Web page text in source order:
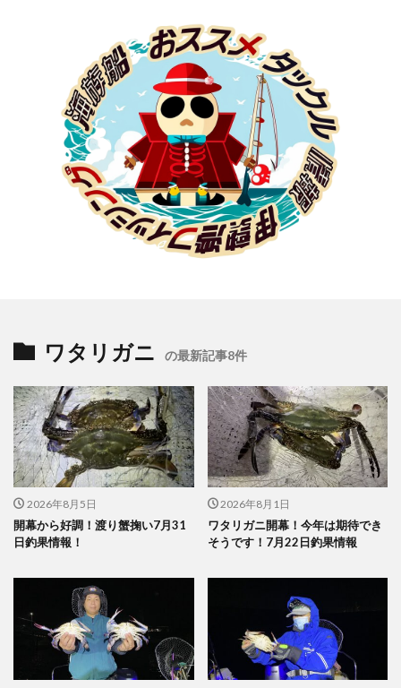
ワタリガニ の最新記事8件
2026年8月5日
開幕から好調！渡り蟹掬い7月31
日釣果情報！
2026年8月1日
ワタリガニ開幕！今年は期待でき
そうです！7月22日釣果情報